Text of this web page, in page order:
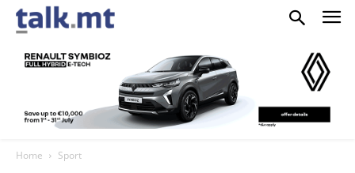
Home Sport